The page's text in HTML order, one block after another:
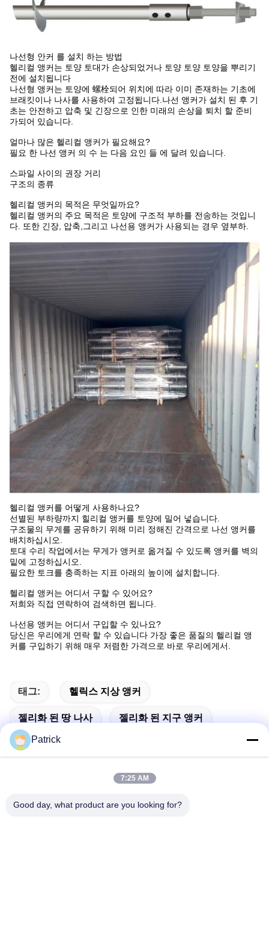
나선형 안커 를 설치 하는 방법
헬리컬 앵커는 토양 토대가 손상되었거나 토양 토양 토양을 뿌리기
전에 설치됩니다
나선형 앵커는 토양에 螺栓되어 위치에 따라 이미 존재하는 기초에
브래킷이나 나사를 사용하여 고정됩니다.나선 앵커가 설치 된 후 기
초는 안전하고 압축 및 긴장으로 인한 미래의 손상을 퇴치 할 준비
가되어 있습니다.
얼마나 많은 헬리컬 앵커가 필요해요?
필요 한 나선 앵커 의 수 는 다음 요인 들 에 달려 있습니다.
스파일 사이의 권장 거리
구조의 종류
헬리컬 앵커의 목적은 무엇일까요?
헬리컬 앵커의 주요 목적은 토양에 구조적 부하를 전송하는 것입니
다. 또한 긴장, 압축,그리고 나선용 앵커가 사용되는 경우 옆부하.
헬리컬 앵커를 어떻게 사용하나요?
선별된 부하량까지 힐리컬 앵커를 토양에 밀어 넣습니다.
구조물의 무게를 공유하기 위해 미리 정해진 간격으로 나선 앵커를
배치하십시오.
토대 수리 작업에서는 무게가 앵커로 옮겨질 수 있도록 앵커를 벽의
밑에 고정하십시오.
필요한 토크를 충족하는 지표 아래의 높이에 설치합니다.
헬리컬 앵커는 어디서 구할 수 있어요?
저희와 직접 연락하여 검색하면 됩니다.
나선용 앵커는 어디서 구입할 수 있나요?
당신은 우리에게 연락 할 수 있습니다 가장 좋은 품질의 헬리컬 앵
커를 구입하기 위해 매우 저렴한 가격으로 바로 우리에게서.
태그: 헬릭스 지상 앵커
젤리화 된 땅 나사 젤리화 된 지구 앵커
Patrick
7:25 AM
Good day, what product are you looking for?